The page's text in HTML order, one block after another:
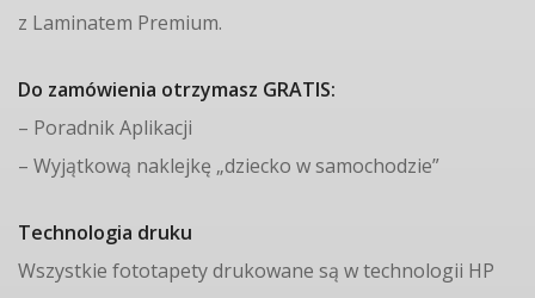
z Laminatem Premium.
Do zamówienia otrzymasz GRATIS:
– Poradnik Aplikacji
– Wyjątkową naklejkę „dziecko w samochodzie”
Technologia druku
Wszystkie fototapety drukowane są w technologii HP